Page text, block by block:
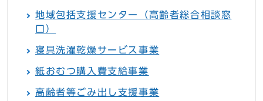
地域包括支援センター（高齢者総合相談窓
口）
寝具洗濯乾燥サービス事業
紙おむつ購入費支給事業
高齢者等ごみ出し支援事業